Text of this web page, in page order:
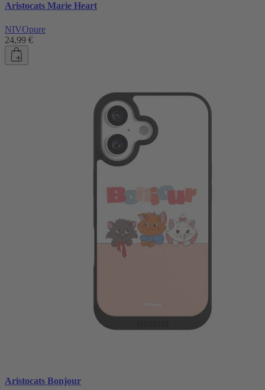
Aristocats Marie Heart
NIVOpure
24,99 €
Aristocats Bonjour